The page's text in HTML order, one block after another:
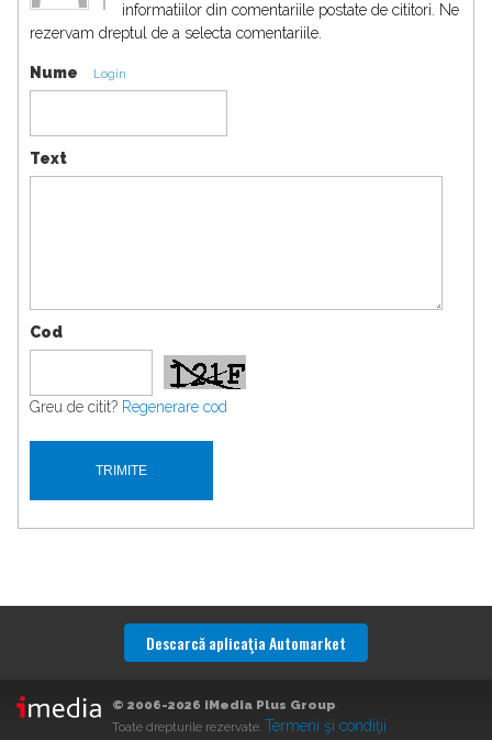
informatiilor din comentariile postate de cititori. Ne
rezervam dreptul de a selecta comentariile.
Nume Login
Text
Cod
Greu de citit? Regenerare cod
Descarcă aplicaţia Automarket
© 2006-2026 iMedia Plus Group.
Toate drepturile rezervate. Termeni şi condiţii